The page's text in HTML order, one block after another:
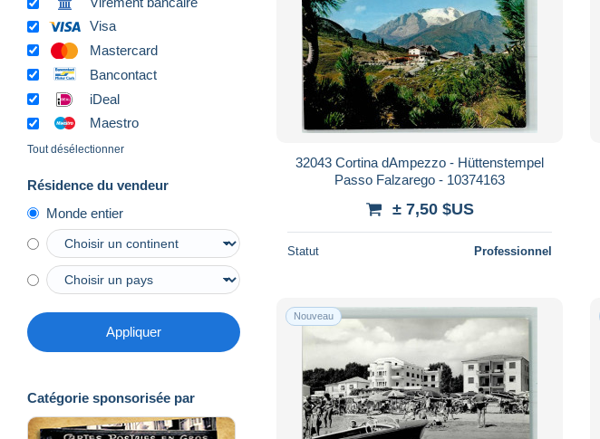
Visa
Mastercard
Bancontact
iDeal
Maestro
Tout désélectionner
Résidence du vendeur
Monde entier
Appliquer
Catégorie sponsorisée par
32043 Cortina dAmpezzo - Hüttenstempel
Passo Falzarego - 10374163
± 7,50 $US
Statut Professionnel
Nouveau